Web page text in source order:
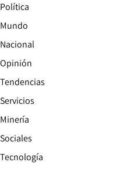
Política
Mundo
Nacional
Opinión
Tendencias
Servicios
Minería
Sociales
Tecnología